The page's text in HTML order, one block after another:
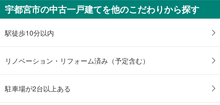
宇都宮市の中古一戸建てを他のこだわりから探す
駅徒歩10分以内
リノベーション・リフォーム済み（予定含む）
駐車場が2台以上ある